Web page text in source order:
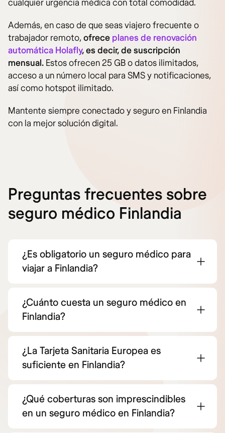
cualquier urgencia médica con total comodidad.
Además, en caso de que seas viajero frecuente o
trabajador remoto,ofrece planes de renovación
automática Holafly, es decir, de suscripción
mensual. Estos ofrecen 25 GB o datos ilimitados,
acceso a un número local para SMS y notificaciones,
así como hotspot ilimitado.
Mantente siempre conectado y seguro en Finlandia
con la mejor solución digital.
Preguntas frecuentes sobre
seguro médico Finlandia
¿Es obligatorio un seguro médico para
viajar a Finlandia?
¿Cuánto cuesta un seguro médico en
Finlandia?
¿La Tarjeta Sanitaria Europea es
suficiente en Finlandia?
¿Qué coberturas son imprescindibles
en un seguro médico en Finlandia?